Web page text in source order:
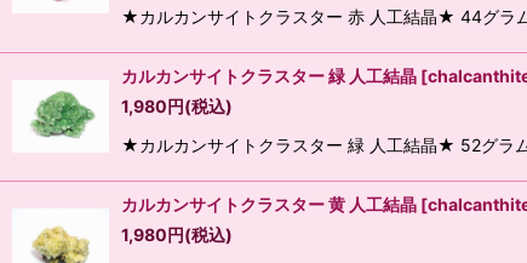
★カルカンサイトクラスター 赤 人工結晶★ 44グラ
カルカンサイトクラスター 緑 人工結晶 [
1,980円(税込)
★カルカンサイトクラスター 緑 人工結晶★ 52グラ
カルカンサイトクラスター 黄 人工結晶 [
1,980円(税込)